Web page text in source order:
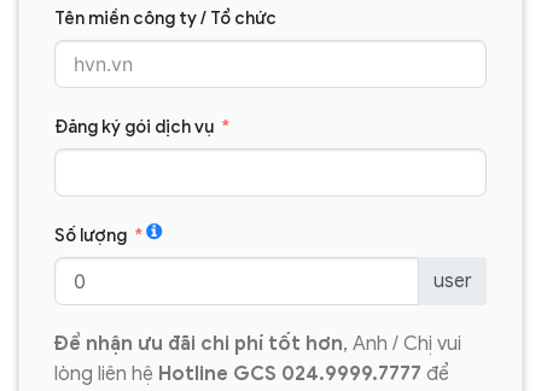
Tên miền công ty / Tổ chức
Đăng ký gói dịch vụ
Số lượng
user
Để nhận ưu đãi chi phí tốt hơn, Anh / Chị vui
lòng liên hệ Hotline GCS 024.9999.7777 để